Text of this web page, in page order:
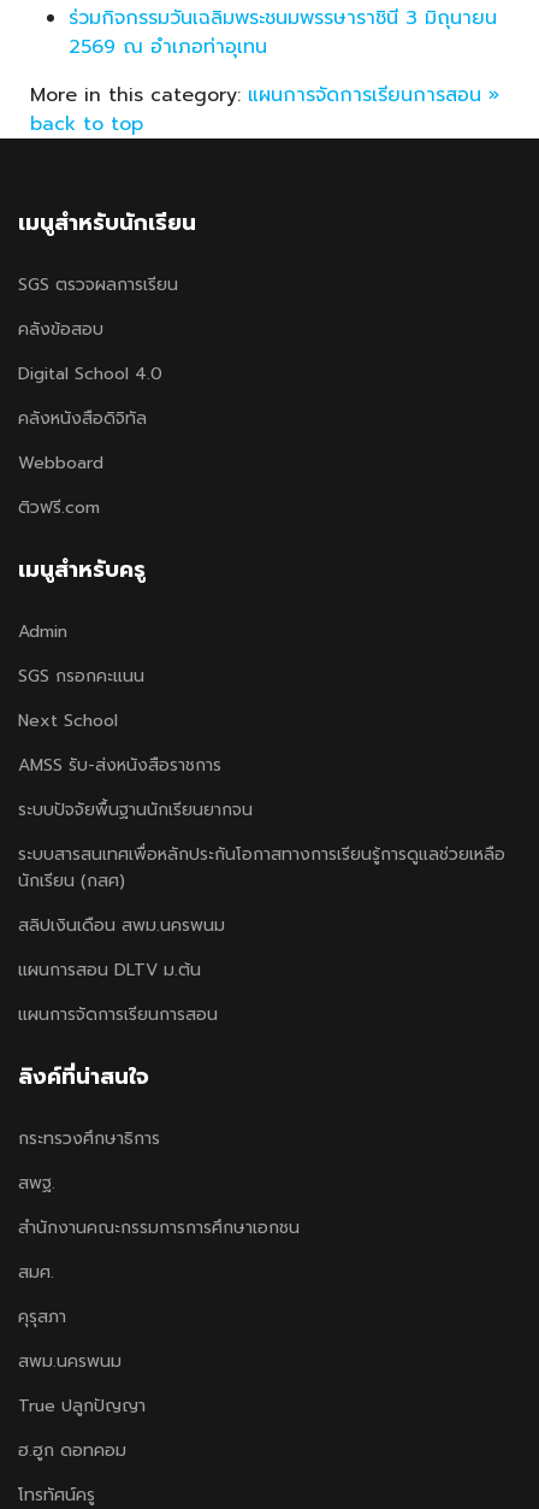
ร่วมกิจกรรมวันเฉลิมพระชนมพรรษาราชินี 3 มิถุนายน
2569 ณ อำเภอท่าอุเทน
More in this category: แผนการจัดการเรียนการสอน »
back to top
เมนูสำหรับนักเรียน
SGS ตรวจผลการเรียน
คลังข้อสอบ
Digital School 4.0
คลังหนังสือดิจิทัล
Webboard
ติวฟรี.com
เมนูสำหรับครู
Admin
SGS กรอกคะแนน
Next School
AMSS รับ-ส่งหนังสือราชการ
ระบบปัจจัยพื้นฐานนักเรียนยากจน
ระบบสารสนเทศเพื่อหลักประกันโอกาสทางการเรียนรู้การดูแลช่วยเหลือ
นักเรียน (กสศ)
สลิปเงินเดือน สพม.นครพนม
แผนการสอน DLTV ม.ต้น
แผนการจัดการเรียนการสอน
ลิงค์ที่น่าสนใจ
กระทรวงศึกษาธิการ
สพฐ.
สำนักงานคณะกรรมการการศึกษาเอกชน
สมศ.
คุรุสภา
สพม.นครพนม
True ปลูกปัญญา
ฮ.ฮูก ดอทคอม
โทรทัศน์ครู